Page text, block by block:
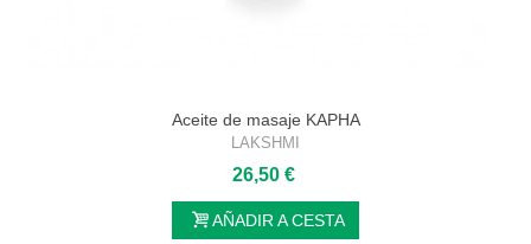
Aceite de masaje KAPHA
LAKSHMI
26,50 €
AÑADIR A CESTA